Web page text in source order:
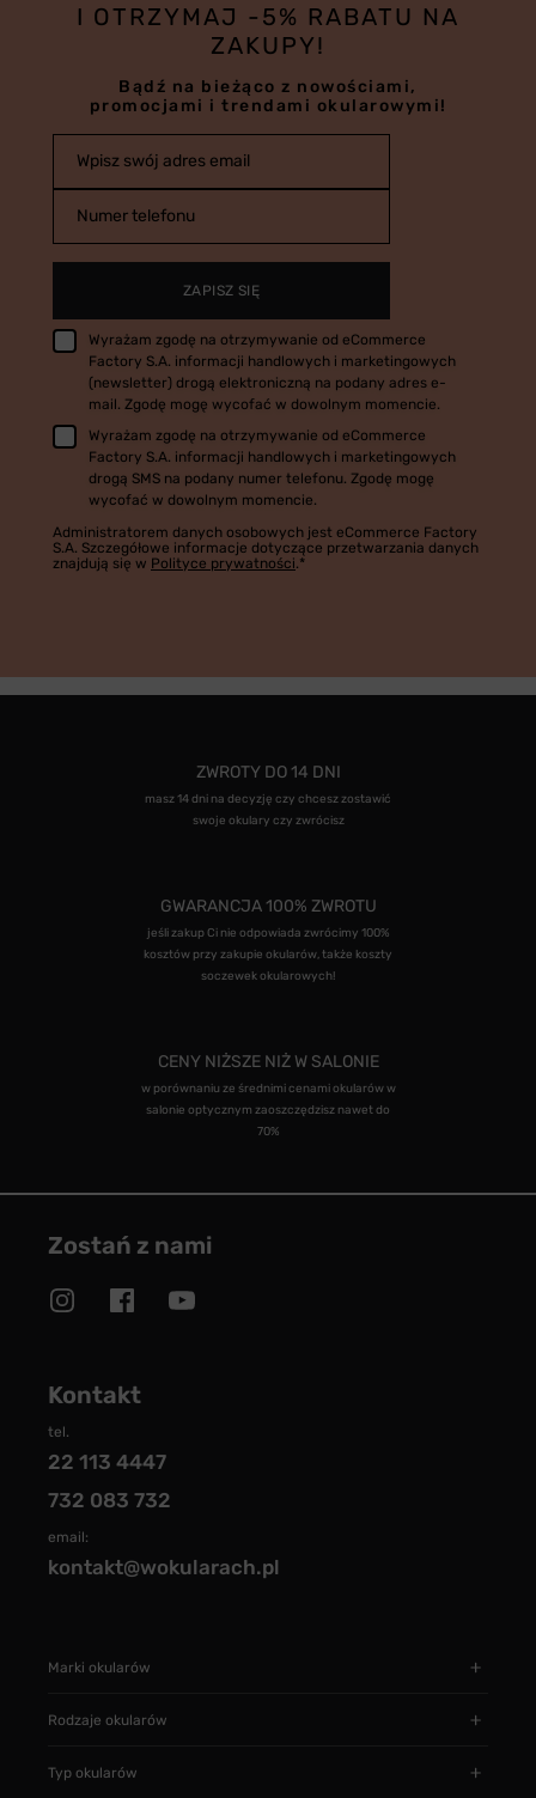
I OTRZYMAJ -5% RABATU NA
ZAKUPY!
Bądź na bieżąco z nowościami,
promocjami i trendami okularowymi!
Wpisz swój adres email
Numer telefonu
ZAPISZ SIĘ
Wyrażam zgodę na otrzymywanie od eCommerce
Factory S.A. informacji handlowych i marketingowych
(newsletter) drogą elektroniczną na podany adres e-
mail. Zgodę mogę wycofać w dowolnym momencie.
Wyrażam zgodę na otrzymywanie od eCommerce
Factory S.A. informacji handlowych i marketingowych
drogą SMS na podany numer telefonu. Zgodę mogę
wycofać w dowolnym momencie.
Administratorem danych osobowych jest eCommerce Factory
S.A. Szczegółowe informacje dotyczące przetwarzania danych
znajdują się w Polityce prywatności.*
ZWROTY DO 14 DNI
masz 14 dni na decyzję czy chcesz zostawić
swoje okulary czy zwrócisz
GWARANCJA 100% ZWROTU
jeśli zakup Ci nie odpowiada zwrócimy 100%
kosztów przy zakupie okularów, także koszty
soczewek okularowych!
CENY NIŻSZE NIŻ W SALONIE
w porównaniu ze średnimi cenami okularów w
salonie optycznym zaoszczędzisz nawet do
70%
Zostań z nami
Kontakt
tel.
22 113 4447
732 083 732
email:
kontakt@wokularach.pl
Marki okularów
Rodzaje okularów
Typ okularów